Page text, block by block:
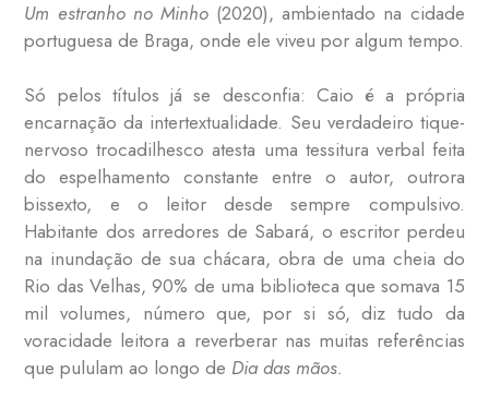
Um estranho no Minho (2020), ambientado na cidade
portuguesa de Braga, onde ele viveu por algum tempo.
Só pelos títulos já se desconfia: Caio é a própria
encarnação da intertextualidade. Seu verdadeiro tique-
nervoso trocadilhesco atesta uma tessitura verbal feita
do espelhamento constante entre o autor, outrora
bissexto, e o leitor desde sempre compulsivo.
Habitante dos arredores de Sabará, o escritor perdeu
na inundação de sua chácara, obra de uma cheia do
Rio das Velhas, 90% de uma biblioteca que somava 15
mil volumes, número que, por si só, diz tudo da
voracidade leitora a reverberar nas muitas referências
que pululam ao longo de Dia das mãos.